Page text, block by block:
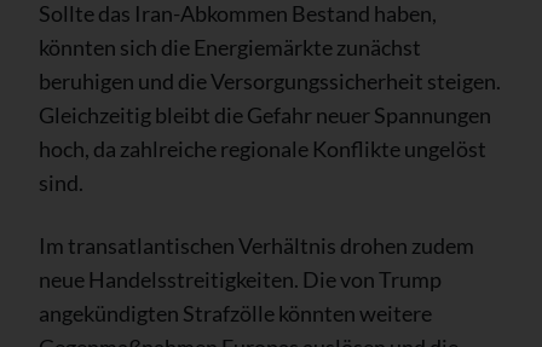
Sollte das Iran-Abkommen Bestand haben,
könnten sich die Energiemärkte zunächst
beruhigen und die Versorgungssicherheit steigen.
Gleichzeitig bleibt die Gefahr neuer Spannungen
hoch, da zahlreiche regionale Konflikte ungelöst
sind.
Im transatlantischen Verhältnis drohen zudem
neue Handelsstreitigkeiten. Die von Trump
angekündigten Strafzölle könnten weitere